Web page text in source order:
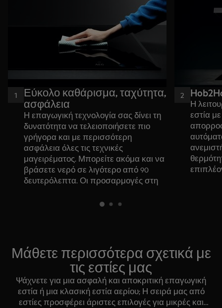
1
Εύκολο καθάρισμα, ταχύτητα,
ασφάλεια
Η επαγωγική τεχνολογία σας δίνει τη
δυνατότητα να τελειοποιήσετε πιο
γρήγορα και με περισσότερη
ασφάλεια όλες τις τεχνικές
μαγειρέματος. Μπορείτε ακόμα και να
βράσετε νερό σε λιγότερο από 90
δευτερόλεπτα. Οι προσαρμογές στη
σας επιτρέπουν να πετυχαίνετε
την επιφάνεια με ένα πανί για εύκολο
καθάρισμα.
2
Η
εστία
Μάθετε περισσότερα σχετικά με
τις εστίες μας
Ψάχνετε για μια ασφαλή και αποκριτική επαγωγική
εστία ή μια κλασική εστία αερίου; Η σειρά μας από
εστίες προσφέρει άριστες επιλογές για μικρές και